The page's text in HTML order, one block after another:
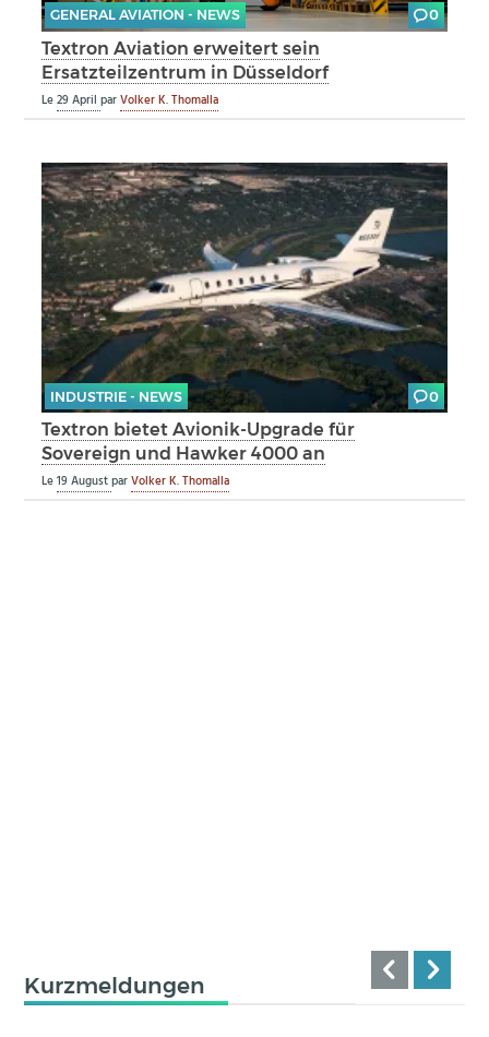
GENERAL AVIATION - NEWS 0
Textron Aviation erweitert sein
Ersatzteilzentrum in Düsseldorf
Le29 AprilparVolker K. Thomalla
INDUSTRIE - NEWS 0
Textron bietet Avionik-Upgrade für
Sovereign und Hawker 4000 an
Le19 AugustparVolker K. Thomalla
Kurzmeldungen